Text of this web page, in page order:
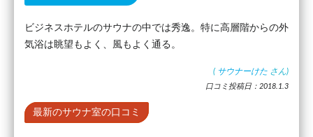
ビジネスホテルのサウナの中では秀逸。特に高層階からの外
気浴は眺望もよく、風もよく通る。
( サウナーけた さん)
口コミ投稿日：2018.1.3
最新のサウナ室の口コミ